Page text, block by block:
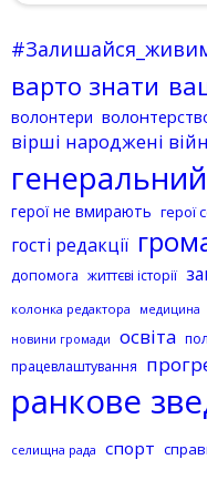
варто знати
волонтери
вірші народжені
герої не вмирають герої
гості редакції
допомога життєві історії
колонка редактора
медицина
новини громади освіта
працевлаштування
ранкове
селищна рада спорт